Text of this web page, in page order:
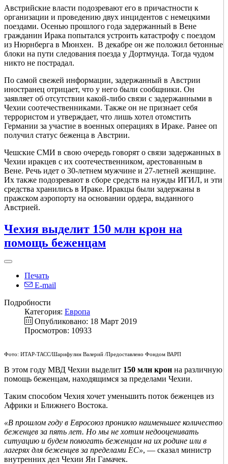
Австрийские власти подозревают его в причастности к
организации и проведению двух инцидентов с немецкими
поездами. Осенью прошлого года задержанный в Вене
гражданин Ирака попытался устроить катастрофу с поездом
из Нюрнберга в Мюнхен. В декабре он же положил бетонные
блоки на пути следования поезда у Дортмунда. Тогда чудом
никто не пострадал.
По самой свежей информации, задержанный в Австрии
иностранец отрицает, что у него были сообщники. Он
заявляет об отсутствии какой-либо связи с задержанными в
Чехии соотечественниками. Также он не признает себя
террористом и утверждает, что лишь хотел отомстить
Германии за участие в военных операциях в Ираке. Ранее оп
получил статус беженца в Австрии.
Чешские СМИ в свою очередь говорят о связи задержанных в
Чехии иракцев с их соотечественником, арестованным в
Вене. Речь идет о 30-летнем мужчине и 27-летней женщине.
Их также подозревают в сборе средств на нужды ИГИЛ, и эти
средства хранились в Ираке. Иракцы были задержаны в
пражском аэропорту на основании ордера, выданного
Австрией.
Чехия выделит 150 млн крон на
помощь беженцам
Печать
E-mail
Подробности
Категория: Европа
Опубликовано: 18 Март 2019
Просмотров: 10933
Фото: ИТАР-ТАСС/Шарифулин Валерий /Предоставлено Фондом ВАРП
В этом году МВД Чехии выделит 150 млн крон на различную
помощь беженцам, находящимся за пределами Чехии.
Таким способом Чехия хочет уменьшить поток беженцев из
Африки и Ближнего Востока.
«В прошлом году в Евросоюз проникло наименьшее количество
беженцев за пять лет. Но мы не хотим недооценивать
ситуацию и будем помогать беженцам на их родине или в
лагерях для беженцев за пределами ЕС», — сказал министр
внутренних дел Чехии Ян Гамачек.